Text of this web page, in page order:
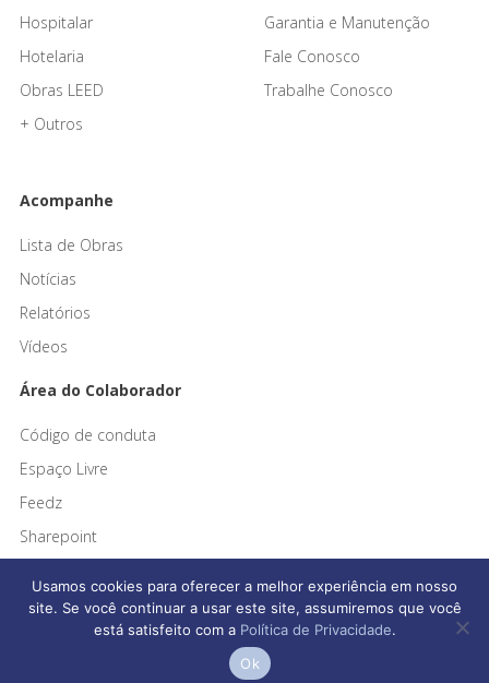
Hospitalar
Hotelaria
Obras LEED
+ Outros
Garantia e Manutenção
Fale Conosco
Trabalhe Conosco
Acompanhe
Lista de Obras
Notícias
Relatórios
Vídeos
Área do Colaborador
Código de conduta
Espaço Livre
Feedz
Sharepoint
Afonso França Engenharia © 2026 Todos os direitos reservados
Usamos cookies para oferecer a melhor experiência em nosso
site. Se você continuar a usar este site, assumiremos que você
está satisfeito com a Política de Privacidade.
Ok